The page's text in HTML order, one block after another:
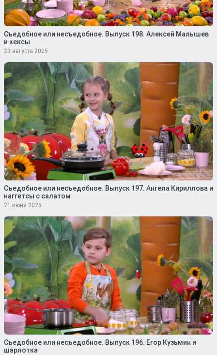
Съедобное или несъедобное. Выпуск 198. Алексей Малышев
и кексы
23 августа 2025
Съедобное или несъедобное. Выпуск 197. Ангела Кириллова и
наггетсы с салатом
21 июня 2025
Съедобное или несъедобное. Выпуск 196. Егор Кузьмин и
шарлотка